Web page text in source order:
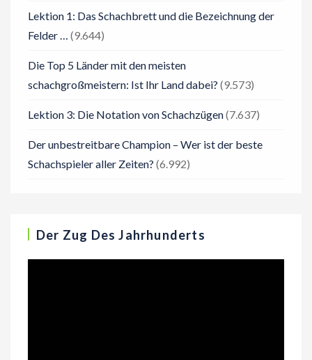
Lektion 1: Das Schachbrett und die Bezeichnung der
Felder … (9.644)
Die Top 5 Länder mit den meisten
schachgroßmeistern: Ist Ihr Land dabei? (9.573)
Lektion 3: Die Notation von Schachzügen(7.637)
Der unbestreitbare Champion – Wer ist der beste
Schachspieler aller Zeiten? (6.992)
Der Zug Des Jahrhunderts